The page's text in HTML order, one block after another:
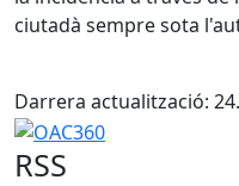
ciutadà sempre sota
Darrera actualització:
OAC360
RSS